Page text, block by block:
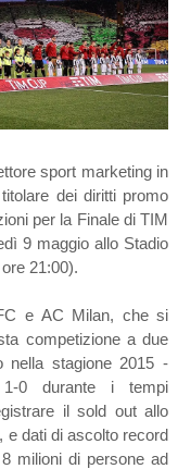
sport marketing in
dei diritti promo
per la Finale di TIM
9 maggio allo Stadio
21:00).
e AC Milan, che si
competizione a due
nella stagione 2015 -
0 durante i tempi
il sold out allo
e dati di ascolto record
milioni di persone ad